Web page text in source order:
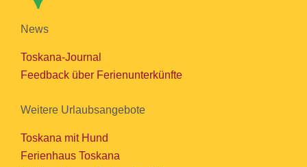
News
Toskana-Journal
Feedback über Ferienunterkünfte
Weitere Urlaubsangebote
Toskana mit Hund
Ferienhaus Toskana